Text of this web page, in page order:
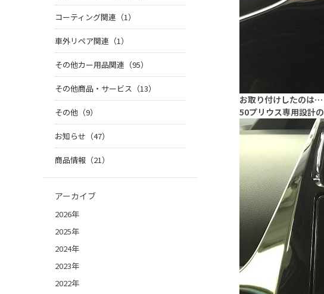
お取り付けしたのは…
50プリウス専用設計の
コーティング関連（1）
車外リペア関連（1）
その他カー用品関連（95）
その他商品・サービス（13）
その他（9）
お知らせ（47）
商品情報（21）
アーカイブ
2026年
2025年
2024年
2023年
2022年